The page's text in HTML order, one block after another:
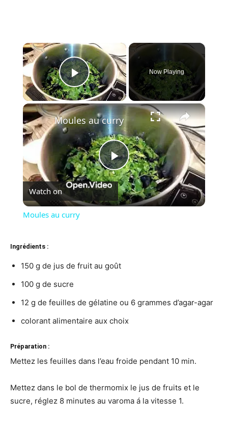
×
Play Video
Now Playing
×
Play
Video
Moules au curry
Watch on
Moules au curry
Ingrédients :
150 g de jus de fruit au goût
100 g de sucre
12 g de feuilles de gélatine ou 6 grammes d’agar-agar
colorant alimentaire aux choix
Préparation :
Mettez les feuilles dans l’eau froide pendant 10 min.
Mettez dans le bol de thermomix le jus de fruits et le
sucre, réglez 8 minutes au varoma á la vitesse 1.